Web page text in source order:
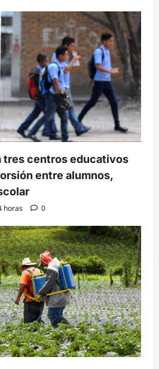
tres centros educativos
entre alumnos,
horas 0